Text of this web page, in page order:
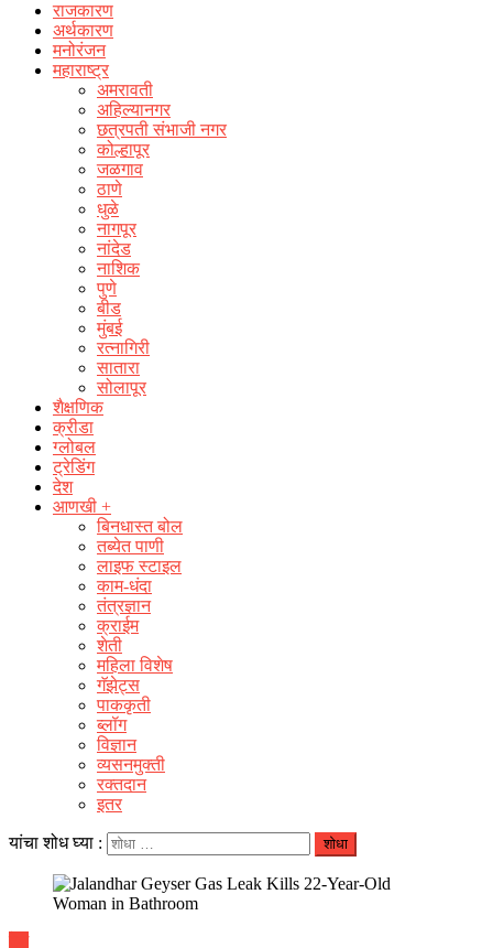
राजकारण
अर्थकारण
मनोरंजन
महाराष्ट्र
अमरावती
अहिल्यानगर
छत्रपती संभाजी नगर
कोल्हापूर
जळगाव
ठाणे
धुळे
नागपूर
नांदेड
नाशिक
पुणे
बीड
मुंबई
रत्नागिरी
सातारा
सोलापूर
शैक्षणिक
क्रीडा
ग्लोबल
ट्रेडिंग
देश
आणखी +
बिनधास्त बोल
तब्येत पाणी
लाइफ स्टाइल
काम-धंदा
तंत्रज्ञान
क्राईम
शेती
महिला विशेष
गॅझेट्स
पाककृती
ब्लॉग
विज्ञान
व्यसनमुक्ती
रक्‍तदान
इतर
यांचा शोध घ्या :